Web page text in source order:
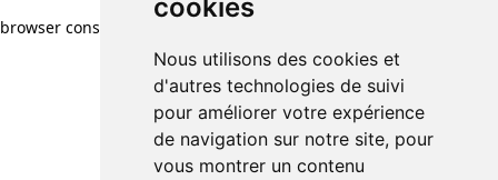
cookies
Nous utilisons des cookies et
d'autres technologies de suivi
pour améliorer votre expérience
de navigation sur notre site, pour
vous montrer un contenu
browser console for more information)